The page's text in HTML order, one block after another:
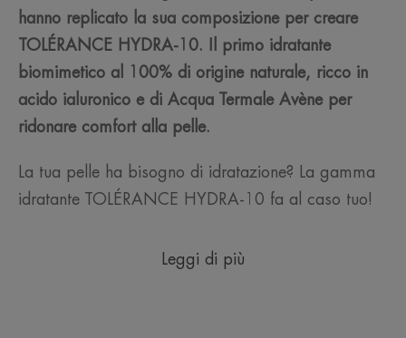
hanno replicato la sua composizione per creare
TOLÉRANCE HYDRA-10. Il primo idratante
biomimetico al 100% di origine naturale, ricco in
acido ialuronico e di Acqua Termale Avène per
ridonare comfort alla pelle.
La tua pelle ha bisogno di idratazione? La gamma
idratante TOLÉRANCE HYDRA-10 fa al caso tuo!
Leggi di più